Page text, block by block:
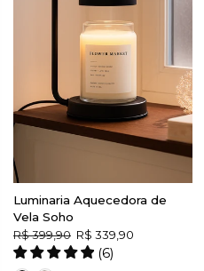
Luminaria Aquecedora de
Vela Soho
R$ 399,90 R$ 339,90
(6)